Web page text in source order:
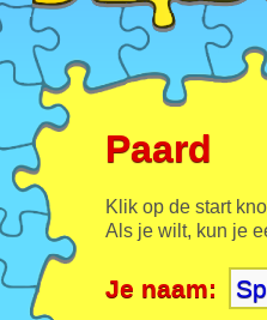
Paard
Klik op de start
Als je wilt, kun je
Je naam: